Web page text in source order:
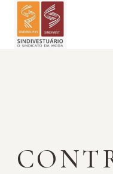
Pular